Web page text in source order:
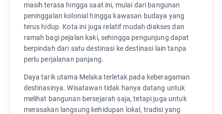
masih terasa hingga saat ini, mulai dari bangunan
peninggalan kolonial hingga kawasan budaya yang
terus hidup. Kota ini juga relatif mudah diakses dan
ramah bagi pejalan kaki, sehingga pengunjung dapat
berpindah dari satu destinasi ke destinasi lain tanpa
perlu perjalanan panjang.
Daya tarik utama Melaka terletak pada keberagaman
destinasinya. Wisatawan tidak hanya datang untuk
melihat bangunan bersejarah saja, tetapi juga untuk
merasakan langsung kehidupan lokal, tradisi yang